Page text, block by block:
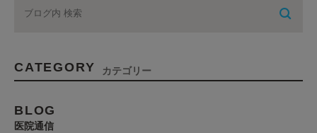
CATEGORY カテゴリー
BLOG
医院通信